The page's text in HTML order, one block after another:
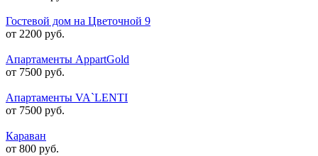
Гостевой дом на Цветочной 9
от 2200 руб.
Апартаменты AppartGold
от 7500 руб.
Апартаменты VA`LENTI
от 7500 руб.
Караван
от 800 руб.